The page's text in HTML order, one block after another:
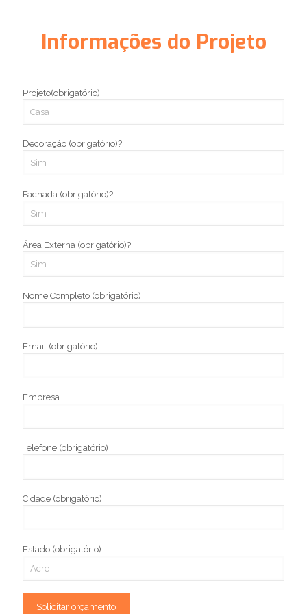
Informações do Projeto
Projeto(obrigatório)
Decoração (obrigatório)?
Fachada (obrigatório)?
Área Externa (obrigatório)?
Nome Completo (obrigatório)
Email (obrigatório)
Empresa
Telefone (obrigatório)
Cidade (obrigatório)
Estado (obrigatório)